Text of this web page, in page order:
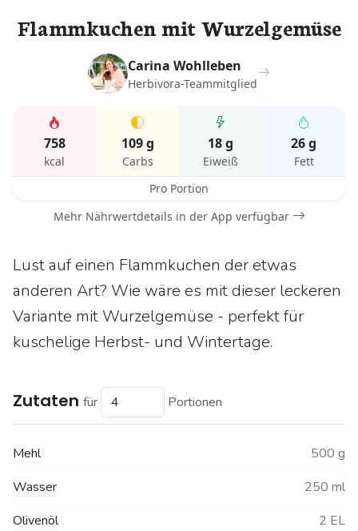
Flammkuchen mit Wurzelgemüse
Carina Wohlleben
Herbivora-Teammitglied
758
kcal
109 g
Carbs
18 g
Eiweiß
26 g
Fett
Pro Portion
Mehr Nährwertdetails in der App verfügbar
Lust auf einen Flammkuchen der etwas
anderen Art? Wie wäre es mit dieser leckeren
Variante mit Wurzelgemüse - perfekt für
kuschelige Herbst- und Wintertage.
Zutaten für Portionen
Mehl
500 g
Wasser
250 ml
Olivenöl
2 EL